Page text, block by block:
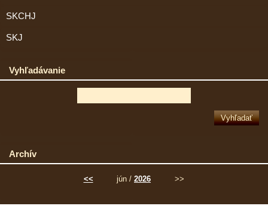
SKCHJ
SKJ
Vyhľadávanie
Archív
<< jún / 2026 >>